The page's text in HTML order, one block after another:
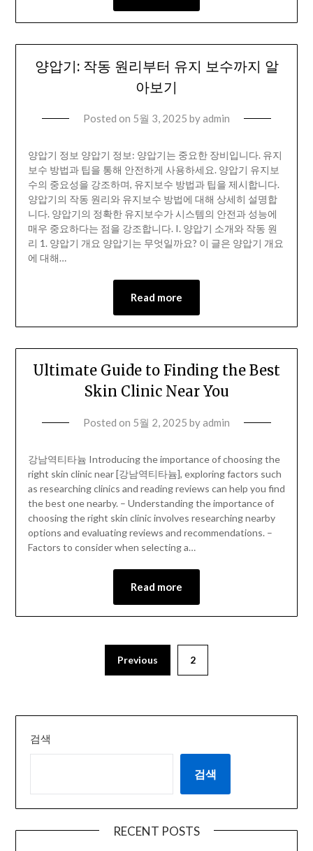
양압기: 작동 원리부터 유지 보수까지 알
아보기
Posted on 5월 3, 2025 byadmin
양압기 정보 양압기 정보: 양압기는 중요한 장비입니다. 유지
보수 방법과 팁을 통해 안전하게 사용하세요. 양압기 유지보
수의 중요성을 강조하며, 유지보수 방법과 팁을 제시합니다.
양압기의 작동 원리와 유지보수 방법에 대해 상세히 설명합
니다. 양압기의 정확한 유지보수가 시스템의 안전과 성능에
매우 중요하다는 점을 강조합니다. I. 양압기 소개와 작동 원
리 1. 양압기 개요 양압기는 무엇일까요? 이 글은 양압기 개요
에 대해…
Read more
Ultimate Guide to Finding the Best
Skin Clinic Near You
Posted on 5월 2, 2025 byadmin
강남역티타늄 Introducing the importance of choosing the
right skin clinic near [강남역티타늄], exploring factors such
as researching clinics and reading reviews can help you find
the best one nearby. – Understanding the importance of
choosing the right skin clinic involves researching nearby
options and evaluating reviews and recommendations. –
Factors to consider when selecting a…
Read more
Previous 2
검색
검색
RECENT POSTS